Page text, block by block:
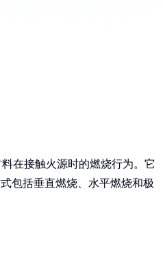
在接触火源时的燃烧行为。它
包括垂直燃烧、水平燃烧和极